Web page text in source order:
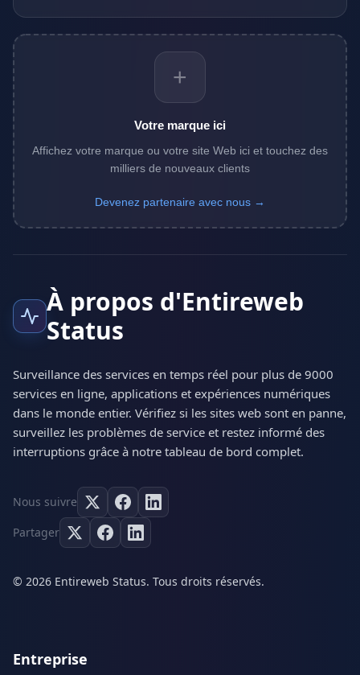
+
Votre marque ici
Affichez votre marque ou votre site Web ici et touchez des
milliers de nouveaux clients
Devenez partenaire avec nous →
À propos d'Entireweb
Status
Surveillance des services en temps réel pour plus de 9000
services en ligne, applications et expériences numériques
dans le monde entier. Vérifiez si les sites web sont en panne,
surveillez les problèmes de service et restez informé des
interruptions grâce à notre tableau de bord complet.
Nous suivre
Partager
© 2026 Entireweb Status. Tous droits réservés.
Entreprise